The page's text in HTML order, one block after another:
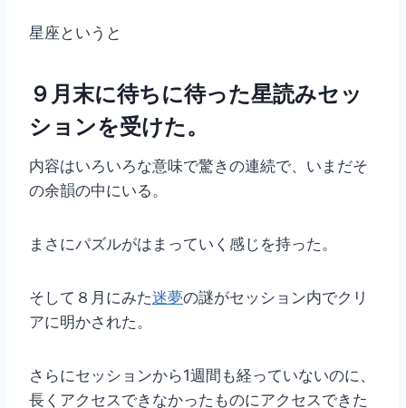
星座というと
９月末に待ちに待った星読みセッ
ションを受けた。
内容はいろいろな意味で驚きの連続で、いまだそ
の余韻の中にいる。
まさにパズルがはまっていく感じを持った。
そして８月にみた迷夢の謎がセッション内でクリ
アに明かされた。
さらにセッションから1週間も経っていないのに、
長くアクセスできなかったものにアクセスできた